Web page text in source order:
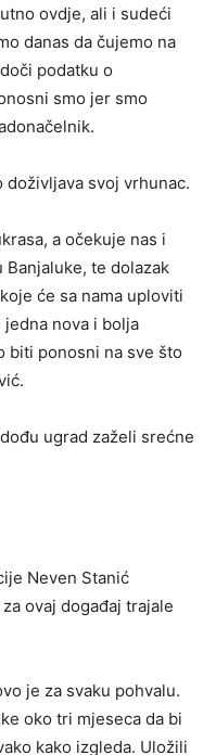
ovdje, ali i sudeći
danas da čujemo na
podatku o
smo jer smo
doživljava svoj vrhunac.
a očekuje nas i
te dolazak
će sa nama uploviti
nova i bolja
biti ponosni na sve što
ugrad zaželi srećne
Neven Stanić
ovaj događaj trajale
je za svaku pohvalu.
oko tri mjeseca da bi
kako izgleda. Uložili